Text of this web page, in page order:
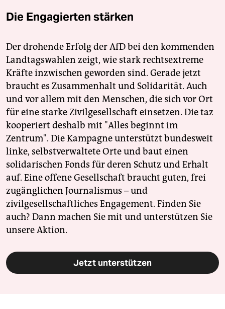
Die Engagierten stärken
Der drohende Erfolg der AfD bei den kommenden
Landtagswahlen zeigt, wie stark rechtsextreme
Kräfte inzwischen geworden sind. Gerade jetzt
braucht es Zusammenhalt und Solidarität. Auch
und vor allem mit den Menschen, die sich vor Ort
für eine starke Zivilgesellschaft einsetzen. Die taz
kooperiert deshalb mit "Alles beginnt im
Zentrum". Die Kampagne unterstützt bundesweit
linke, selbstverwaltete Orte und baut einen
solidarischen Fonds für deren Schutz und Erhalt
auf. Eine offene Gesellschaft braucht guten, frei
zugänglichen Journalismus – und
zivilgesellschaftliches Engagement. Finden Sie
auch? Dann machen Sie mit und unterstützen Sie
unsere Aktion.
Jetzt unterstützen